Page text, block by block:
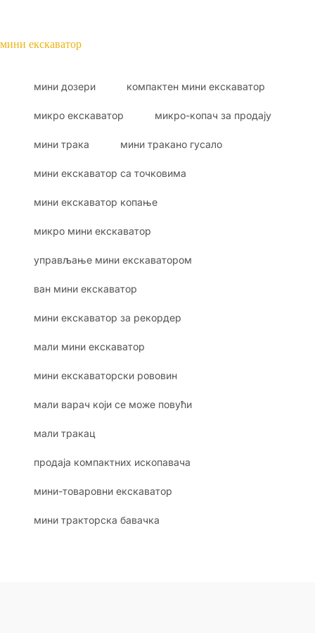
мини екскаватор
мини дозери компактен мини екскаватор
микро екскаватор микро-копач за продају
мини трака мини тракано гусало
мини екскаватор са точковима
мини екскаватор копање
микро мини екскаватор
управљање мини екскаватором
ван мини екскаватор
мини екскаватор за рекордер
мали мини екскаватор
мини екскаваторски рововин
мали варач који се може повући
мали тракац
продаја компактних ископавача
мини-товаровни екскаватор
мини тракторска бавачка